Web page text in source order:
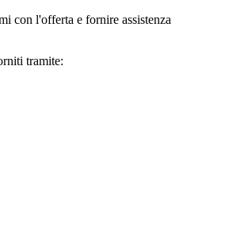
con l'offerta e fornire assistenza
tramite: